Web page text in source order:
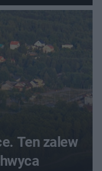
Ten zalew